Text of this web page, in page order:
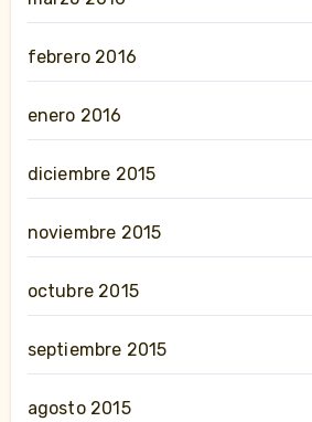
febrero 2016
enero 2016
diciembre 2015
noviembre 2015
octubre 2015
septiembre 2015
agosto 2015